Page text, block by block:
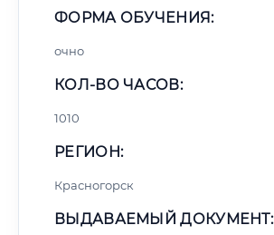
ФОРМА ОБУЧЕНИЯ:
очно
КОЛ-ВО ЧАСОВ:
1010
РЕГИОН:
Красногорск
ВЫДАВАЕМЫЙ ДОКУМЕНТ: